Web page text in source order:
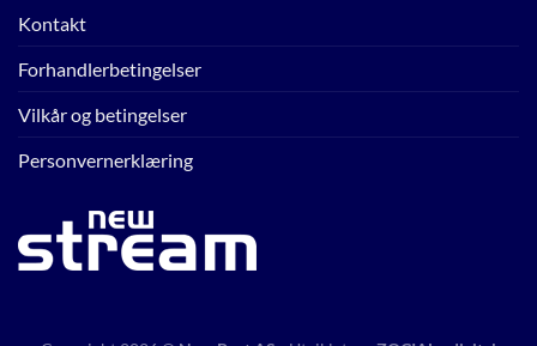
Kontakt
Forhandlerbetingelser
Vilkår og betingelser
Personvernerklæring